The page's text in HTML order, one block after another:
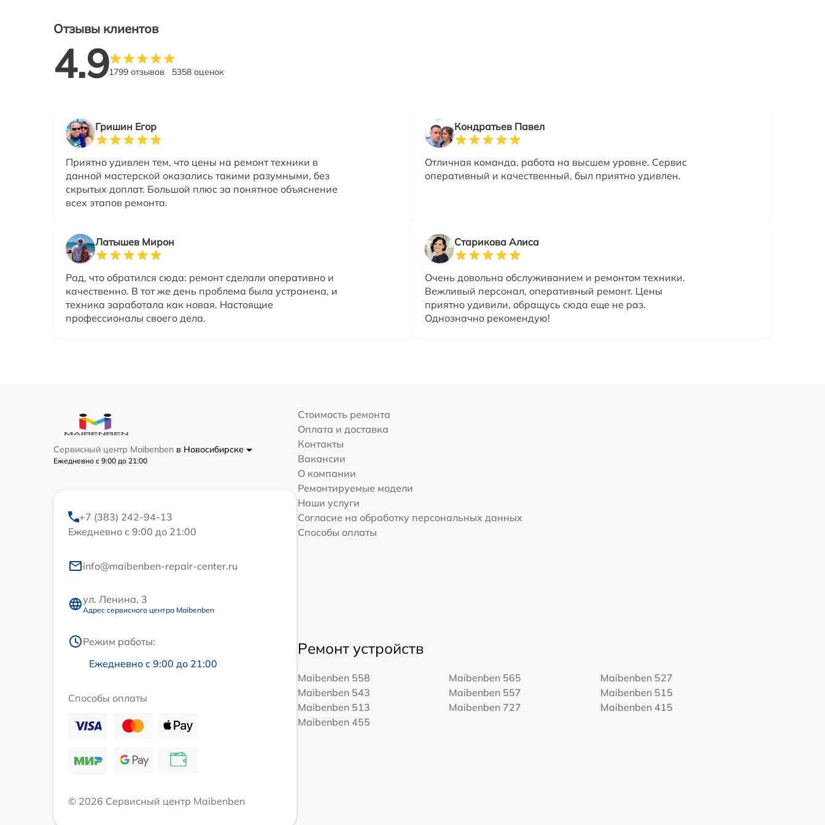
Отзывы клиентов
4.91799 отзывов 5358 оценок
Гришин Егор
Приятно удивлен тем, что цены на ремонт техники в
данной мастерской оказались такими разумными, без
скрытых доплат. Большой плюс за понятное объяснение
всех этапов ремонта.
Кондратьев Павел
Отличная команда, работа на высшем уровне. Сервис
оперативный и качественный, был приятно удивлен.
Латышев Мирон
Рад, что обратился сюда: ремонт сделали оперативно и
качественно. В тот же день проблема была устранена, и
техника заработала как новая. Настоящие
профессионалы своего дела.
Старикова Алиса
Очень довольна обслуживанием и ремонтом техники.
Вежливый персонал, оперативный ремонт. Цены
приятно удивили, обращусь сюда еще не раз.
Однозначно рекомендую!
Сервисный центр Maibenben в Новосибирске
Ежедневно с 9:00 до 21:00
+7 (383) 242-94-13
Ежедневно с 9:00 до 21:00
info@maibenben-repair-center.ru
ул. Ленина, 3
Адрес сервисного центра Maibenben
Режим работы:
Ежедневно с 9:00 до 21:00
Способы оплаты
© 2026 Сервисный центр Maibenben
Стоимость ремонта
Оплата и доставка
Контакты
Вакансии
О компании
Ремонтируемые модели
Наши услуги
Согласие на обработку персональных данных
Способы оплаты
Ремонт устройств
Maibenben 558 Maibenben 565
Maibenben 527
Maibenben 543
Maibenben 557
Maibenben 515
Maibenben 513
Maibenben 727
Maibenben 415
Maibenben 455